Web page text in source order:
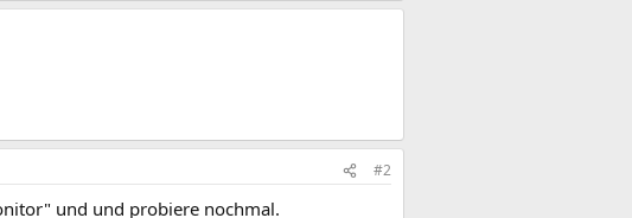
#2
und und probiere nochmal.